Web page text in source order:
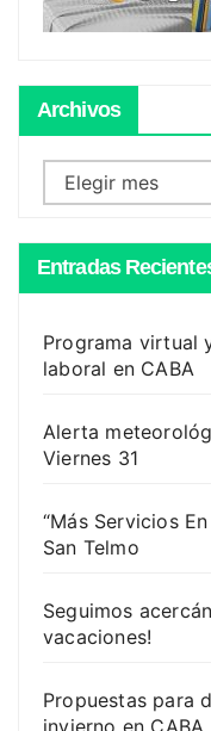
Archivos
Archivos
Entradas
Programa virtual
laboral en CABA
Alerta
Viernes 31
“Más Servicios
San Telmo
Seguimos
vacaciones!
Propuestas para
invierno en CABA